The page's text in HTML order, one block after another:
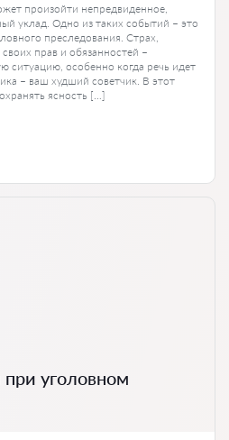
произойти непредвиденное,
уклад. Одно из таких событий – это
преследования. Страх,
прав и обязанностей –
ситуацию, особенно когда речь идет
– ваш худший советчик. В этот
ясность […]
уголовном